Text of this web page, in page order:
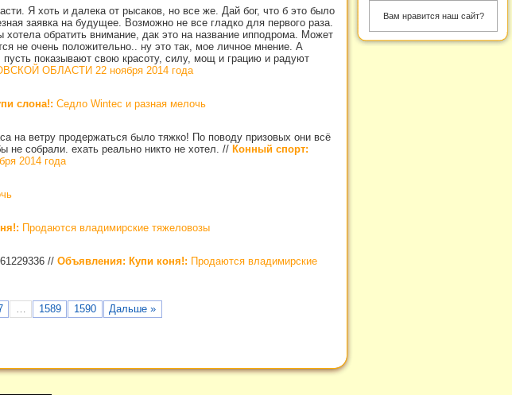
Я хоть и далека от рысаков, но все же. Дай бог, что б это было
заявка на будущее. Возможно не все гладко для первого раза.
обратить внимание, дак это на название ипподрома. Может
не очень положительно.. ну это так, мое личное мнение. А
показывают свою красоту, силу, мощ и грацию и радуют
ОБЛАСТИ 22 ноября 2014 года
слона!: Седло Wintec и разная мелочь
на ветру продержаться было тяжко! По поводу призовых они всё
собрали. ехать реально никто не хотел. // Конный спорт:
2014 года
Продаются владимирские тяжеловозы
// Объявления: Купи коня!: Продаются владимирские
… 1589 1590
Дальше »
Вам нравится наш сайт?